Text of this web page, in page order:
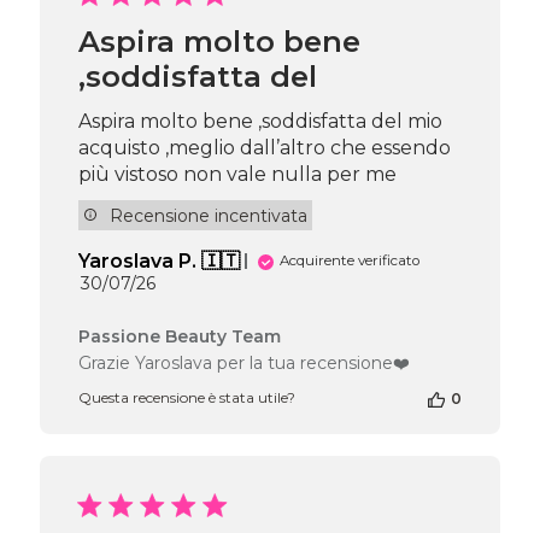
Beauty
Team
del
Jul
22
2026
Aspira molto bene
,soddisfatta del
Aspira molto bene ,soddisfatta del mio
acquisto ,meglio dall’altro che essendo
più vistoso non vale nulla per me
Recensione incentivata
Yaroslava P. 🇮🇹 Acquirente verificato
Data
pubblicazione
30/07/26
Commenti
del
del
Passione Beauty Team
Grazie Yaroslava per la tua recensione❤️
Questa recensione è stata utile? 0